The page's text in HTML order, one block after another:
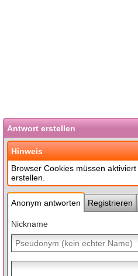
Antwort erstellen
Hinweis
Browser Cookies müssen
erstellen.
Anonym antworten Registrieren
Nickname